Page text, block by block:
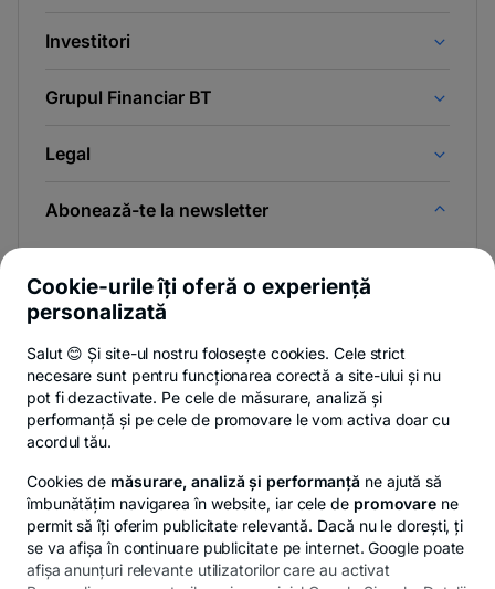
Investitori
Grupul Financiar BT
Legal
Abonează-te la newsletter
Poți renunța oricând,vezi detalii-
opens
in
a
.
Privacy Hub - opens in a new tab
Politica de confidențialitate- opens in a new
Politica de cookies
© Copyright 2026 Banca Transilvania. Toate drepturile
rezervate.
Cookie-urile îți oferă o experiență
personalizată
Salut 😊 Și site-ul nostru folosește cookies. Cele strict
necesare sunt pentru funcționarea corectă a site-ului și nu
pot fi dezactivate. Pe cele de măsurare, analiză și
performanță și pe cele de promovare le vom activa doar cu
acordul tău.
Cookies de măsurare, analiză și performanță ne ajută să
îmbunătățim navigarea în website, iar cele de promovare ne
permit să îți oferim publicitate relevantă. Dacă nu le dorești, ți
se va afișa în continuare publicitate pe internet. Google poate
afișa anunțuri relevante utilizatorilor care au activat